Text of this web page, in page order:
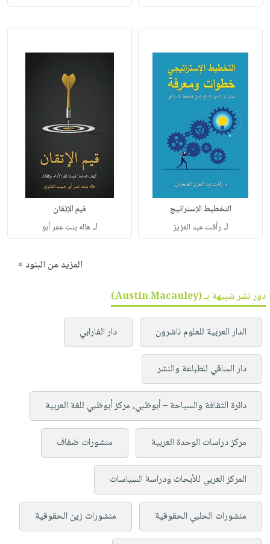
التخطيط الإستراتيج
لـ رأفت عبد العزيز
قيم الإتقان
لـ هاله بنت عمر أبو
المزيد من البنود »
دور نشر شبيهة بـ (Austin Macauley)
الدار العربية للعلوم ناشرون دار الفارابي
دار الساقي للطباعة والنشر
دائرة الثقافة والسياحة – أبوظبي، مركز أبوظبي للغة العربية
مركز دراسات الوحدة العربية منشورات ضفاف
المركز العربي للأبحاث ودراسة السياسات
منشورات الحلبي الحقوقية منشورات زين الحقوقية